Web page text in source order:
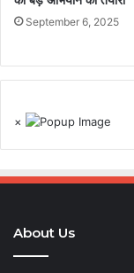
September 6, 2025
×
About Us